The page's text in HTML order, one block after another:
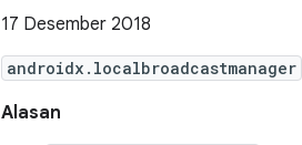
17 Desember 2018
androidx.localbroadcastmanager
Alasan